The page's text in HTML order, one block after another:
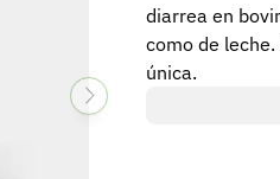
diarrea en
como de
única.